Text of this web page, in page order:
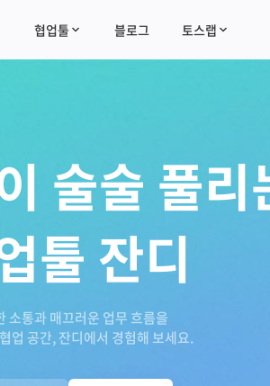
협업툴 블로그 토스랩
술술 풀리
툴 잔디
소통과 매끄러운 업무 흐름을
업 공간, 잔디에서 경험해 보세요.